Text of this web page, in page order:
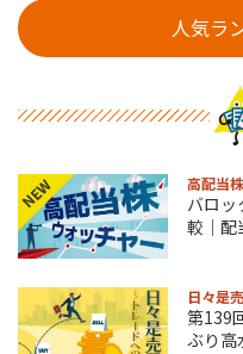
人気ラ
NEW 高配当
バロッ
較｜配
日々是
第139
ぶり高